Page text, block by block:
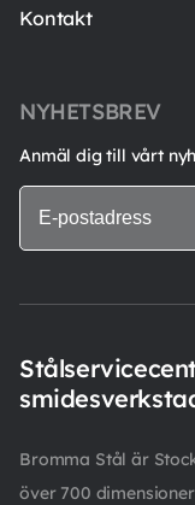
Kontakt
NYHETSBREV
Anmäl dig till vårt
Bromma Stål är
över 700